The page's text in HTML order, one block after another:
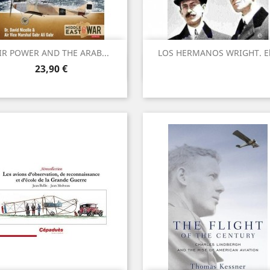
POWER AND THE ARAB...
Preu
23,90 €
Vista ràpida
LOS HERMANOS WRIGHT.